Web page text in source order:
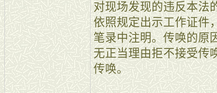
对现场发现的违反本法
依照规定出示工作证件
笔录中注明。传唤的原
无正当理由拒不接受传
传唤。